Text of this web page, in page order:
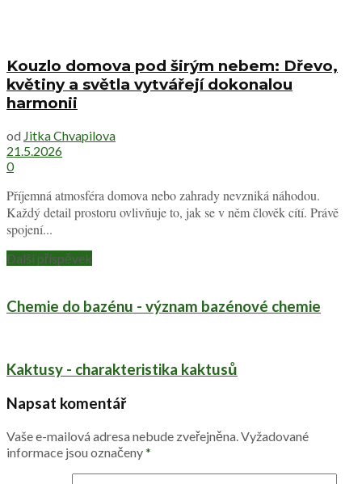
Kouzlo domova pod širým nebem: Dřevo,
květiny a světla vytvářejí dokonalou
harmonii
od Jitka Chvapilova
21.5.2026
0
Příjemná atmosféra domova nebo zahrady nevzniká náhodou.
Každý detail prostoru ovlivňuje to, jak se v něm člověk cítí. Právě
spojení...
Další příspěvek
Chemie do bazénu - význam bazénové chemie
Kaktusy - charakteristika kaktusů
Napsat komentář
Vaše e-mailová adresa nebude zveřejněna. Vyžadované
informace jsou označeny*